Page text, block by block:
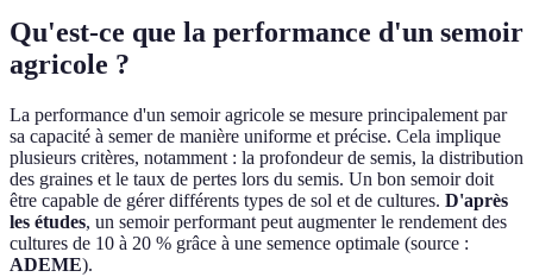
Qu'est-ce que la performance d'un semoir
agricole ?
La performance d'un semoir agricole se mesure principalement par
sa capacité à semer de manière uniforme et précise. Cela implique
plusieurs critères, notamment : la profondeur de semis, la distribution
des graines et le taux de pertes lors du semis. Un bon semoir doit
être capable de gérer différents types de sol et de cultures. D'après
les études, un semoir performant peut augmenter le rendement des
cultures de 10 à 20 % grâce à une semence optimale (source :
ADEME).